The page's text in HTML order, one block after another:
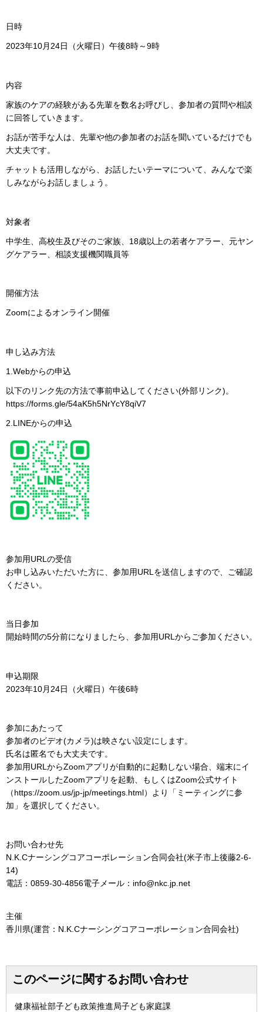
日時
2023年10月24日（火曜日）午後8時～9時
内容
家族のケアの経験がある先輩を数名お呼びし、参加者の質問や相談
に回答していきます。
お話が苦手な人は、先輩や他の参加者のお話を聞いているだけでも
大丈夫です。
チャットも活用しながら、お話したいテーマについて、みんなで楽
しみながらお話しましょう。
対象者
中学生、高校生及びそのご家族、18歳以上の若者ケアラー、元ヤン
グケアラー、相談支援機関職員等
開催方法
Zoomによるオンライン開催
申し込み方法
1.Webからの申込
以下のリンク先の方法で事前申込してください(外部リンク)。
https://forms.gle/54aK5h5NrYcY8qiV7
2.LINEからの申込
参加用URLの受信
お申し込みいただいた方に、参加用URLを送信しますので、ご確認
ください。
当日参加
開始時間の5分前になりましたら、参加用URLからご参加ください。
申込期限
2023年10月24日（火曜日）午後6時
参加にあたって
参加者のビデオ(カメラ)は映さない設定にします。
氏名は匿名でも大丈夫です。
参加用URLからZoomアプリが自動的に起動しない場合、端末にイ
ンストールしたZoomアプリを起動、もしくはZoom公式サイト
（https://zoom.us/jp-jp/meetings.html）より「ミーティングに参
加」を選択してください。
お問い合わせ先
N.K.Cナーシングコアコーポレーション合同会社(米子市上後藤2-6-
14)
電話：0859-30-4856電子メール：info@nkc.jp.net
主催
香川県(運営：N.K.Cナーシングコアコーポレーション合同会社)
このページに関するお問い合わせ
健康福祉部子ども政策推進局子ども家庭課